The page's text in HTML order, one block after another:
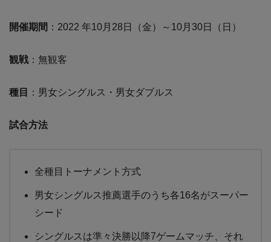
開催期間 ：2022 年10月28日（金）～10月30日（日）
観戦 ：無観客
種目 ：男女シングルス・男女ダブルス
試合方法
全種目トーナメント方式
男女シングルス推薦選手のうち各16名がスーパー
シード
シングルスは準々決勝以降7ゲームマッチ、それ